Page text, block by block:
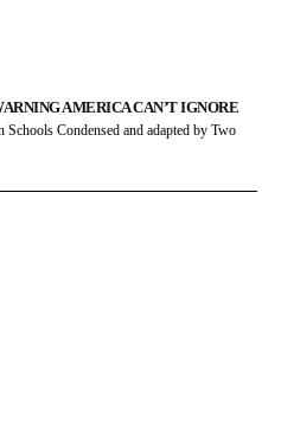
AMERICA CAN’T IGNORE
Condensed and adapted by Two